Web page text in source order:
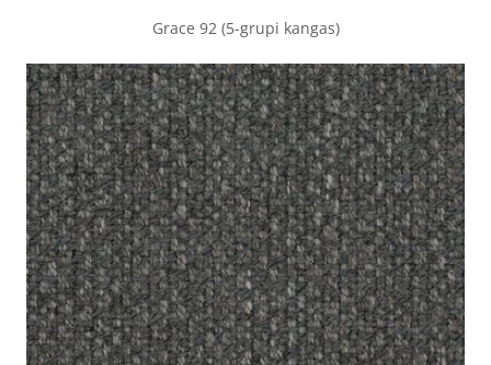
Grace 92 (5-grupi kangas)